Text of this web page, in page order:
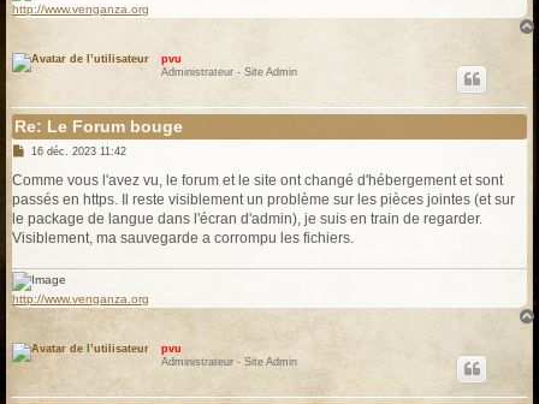
http://www.venganza.org
pvu
Administrateur - Site Admin
Re: Le Forum bouge
M
s
s
a
g
e
16 déc. 2023 11:42
Comme vous l'avez vu, le forum et le site ont changé d'hébergement et sont
passés en https. Il reste visiblement un problème sur les pièces jointes (et sur
le package de langue dans l'écran d'admin), je suis en train de regarder.
Visiblement, ma sauvegarde a corrompu les fichiers.
http://www.venganza.org
pvu
Administrateur - Site Admin